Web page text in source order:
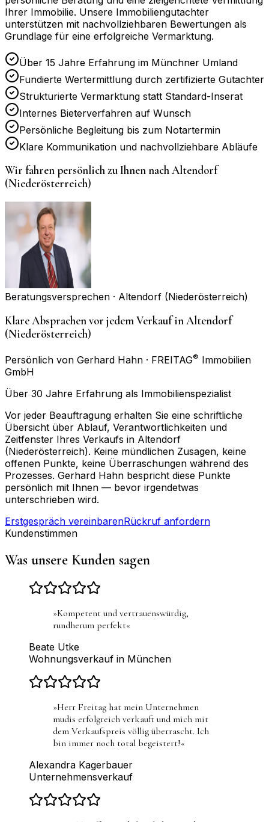
Ihrer Immobilie. Unsere Immobiliengutachter
unterstützen mit nachvollziehbaren Bewertungen als
Grundlage für eine erfolgreiche Vermarktung.
Über 15 Jahre Erfahrung im Münchner Umland
Fundierte Wertermittlung durch zertifizierte Gutachter
Strukturierte Vermarktung statt Standard-Inserat
Internes Bieterverfahren auf Wunsch
Persönliche Begleitung bis zum Notartermin
Klare Kommunikation und nachvollziehbare Abläufe
Wir fahren persönlich zu Ihnen nachAltendorf
(Niederösterreich)
Beratungsversprechen · Altendorf (Niederösterreich)
Klare Absprachen vor jedem Verkauf in Altendorf
(Niederösterreich)
Persönlich von Gerhard Hahn · FREITAG® Immobilien
GmbH
Über 30 Jahre Erfahrung als Immobilienspezialist
Vor jeder Beauftragung erhalten Sie eine schriftliche
Übersicht über Ablauf, Verantwortlichkeiten und
Zeitfenster Ihres Verkaufs in Altendorf
(Niederösterreich). Keine mündlichen Zusagen, keine
offenen Punkte, keine Überraschungen während des
Prozesses. Gerhard Hahn bespricht diese Punkte
persönlich mit Ihnen — bevor irgendetwas
unterschrieben wird.
Erstgespräch vereinbarenRückruf anfordern
Kundenstimmen
Was unsere Kunden sagen
»Kompetent und vertrauenswürdig,
rundherum perfekt«
Beate Utke
Wohnungsverkauf in München
»Herr Freitag hat mein Unternehmen
mudis erfolgreich verkauft und mich mit
dem Verkaufspreis völlig überrascht. Ich
bin immer noch total begeistert!«
Alexandra Kagerbauer
Unternehmensverkauf